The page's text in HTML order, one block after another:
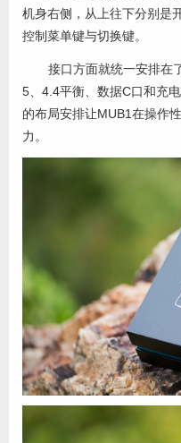
机身右侧，从上往下分别是
控制菜单键与切换键。
接口方面就统一安排在
5、4.4平衡、数据C口和充
的布局安排让MUB1在操作
力。